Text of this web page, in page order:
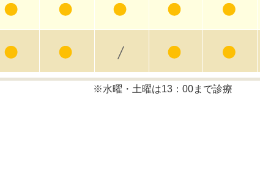
※水曜・土曜は13：00まで診療